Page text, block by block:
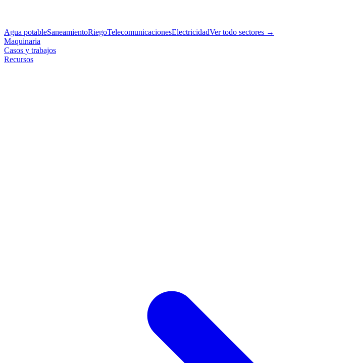
Agua potableSaneamientoRiegoTelecomunicacionesElectricidadVer todo sectores →
Maquinaria
Casos y trabajos
Recursos